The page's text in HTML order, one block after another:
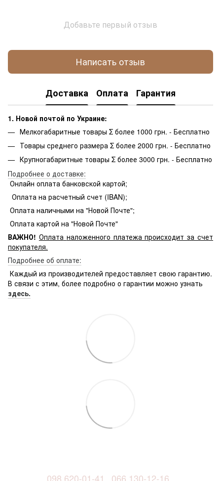
Добавьте первый отзыв
Написать отзыв
Доставка Оплата Гарантия
1. Новой почтой по Украине:
Мелкогабаритные товары Σ более 1000 грн. - Бесплатно
Товары среднего размера Σ более 2000 грн. - Бесплатно
Крупногабаритные товары Σ более 3000 грн. - Бесплатно
Подробнее о доставке:
Онлайн оплата банковской картой;
Оплата на расчетный счет (IBAN);
Оплата наличными на "Новой Почте";
Оплата картой на "Новой Почте"
ВАЖНО! Оплата наложенного платежа происходит за счет
покупателя.
Подробнее об оплате:
Каждый из производителей предоставляет свою гарантию.
В связи с этим, более подробно о гарантии можно узнать
здесь.
098 620-01-41 066 130-12-16